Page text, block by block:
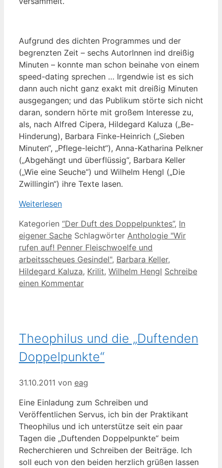
Aufgrund des dichten Programmes und der
begrenzten Zeit – sechs AutorInnen ind dreißig
Minuten – konnte man schon beinahe von einem
speed-dating sprechen … Irgendwie ist es sich
dann auch nicht ganz exakt mit dreißig Minuten
ausgegangen; und das Publikum störte sich nicht
daran, sondern hörte mit großem Interesse zu,
als, nach Alfred Cipera, Hildegard Kaluza („Be-
Hinderung), Barbara Finke-Heinrich („Sieben
Minuten“, „Pflege-leicht“), Anna-Katharina Pelkner
(„Abgehängt und überflüssig“, Barbara Keller
(„Wie eine Seuche“) und Wilhelm Hengl („Die
Zwillingin“) ihre Texte lasen.
Weiterlesen
Kategorien “Der Duft des Doppelpunktes”, In
eigener Sache Schlagwörter Anthologie "Wir
rufen auf! Penner Fleischwoelfe und
arbeitsscheues Gesindel", Barbara Keller,
Hildegard Kaluza, Krilit, Wilhelm Hengl Schreibe
einen Kommentar
Theophilus und die „Duftenden
Doppelpunkte“
31.10.2011 von eag
Eine Einladung zum Schreiben und
Veröffentlichen Servus, ich bin der Praktikant
Theophilus und ich unterstütze seit ein paar
Tagen die „Duftenden Doppelpunkte“ beim
Recherchieren und Schreiben der Beiträge. Ich
soll euch von den beiden herzlich grüßen lassen